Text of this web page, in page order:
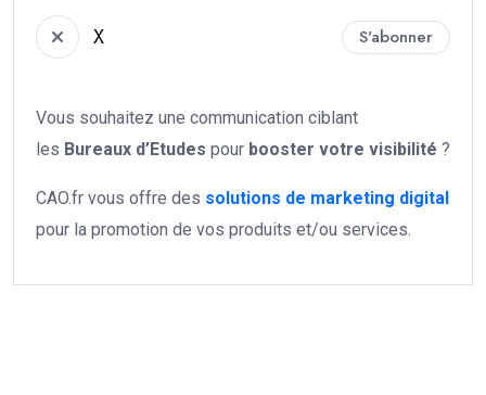
X S'abonner
Vous souhaitez une communication ciblant
les Bureaux d’Etudes pour booster votre visibilité ?
CAO.fr vous offre des solutions de marketing digital
pour la promotion de vos produits et/ou services.